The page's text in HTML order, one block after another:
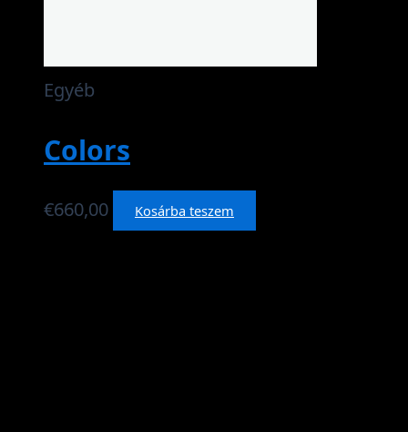
Egyéb
Colors
€660,00 Kosárba teszem